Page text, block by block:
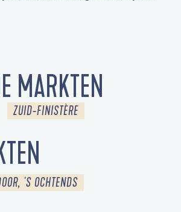
MARKTEN
ZUID-FINISTÈRE
'S OCHTENDS